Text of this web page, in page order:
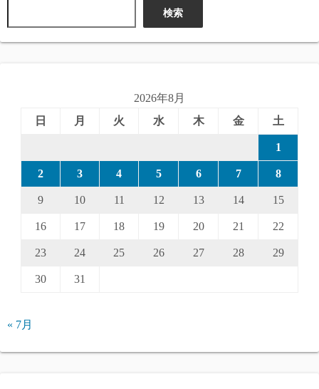
検索
2026年8月
日
月 火 水 木 金 土
1
2 3 4 5 6 7 8
9 10 11 12 13 14 15
16 17 18 19 20 21 22
23 24 25 26 27 28 29
30 31
« 7月